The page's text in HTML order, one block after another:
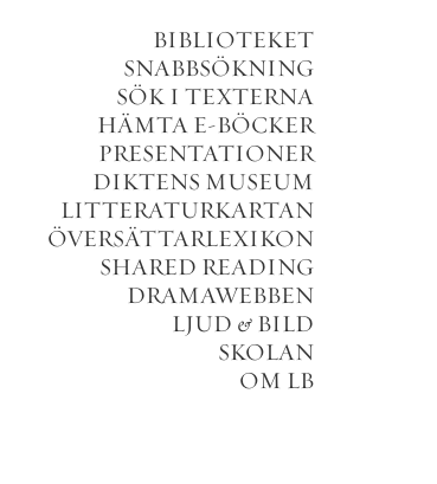
BIBLIOTEKET
SNABBSÖKNING
SÖK I TEXTERNA
HÄMTA E-BÖCKER
PRESENTATIONER
DIKTENS MUSEUM
LITTERATURKARTAN
ÖVERSÄTTARLEXIKON
SHARED READING
DRAMAWEBBEN
LJUD & BILD
SKOLAN
OM LB